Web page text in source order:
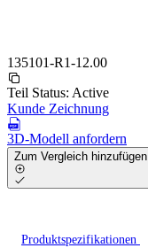
135101-R1-12.00
Teil Status: Active
Kunde Zeichnung
3D-Modell anfordern
Zum Vergleich hinzufügen
Produktspezifikationen